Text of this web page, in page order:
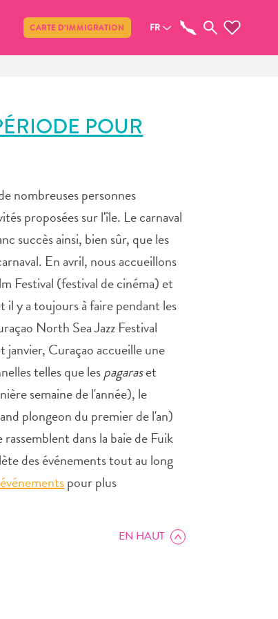
CARTE D’IMMIGRATION FR
POUR
nombreuses personnes
proposées sur l'île. Le carnaval
succès ainsi, bien sûr, que les
En avril, nous accueillons
Festival (festival de cinéma) et
il y a toujours à faire pendant les
North Sea Jazz Festival
janvier, Curaçao accueille une
telles que lespagaraset
semaine de l'année), le
plongeon du premier de l'an)
dans la baie de Fuik
des événements tout au long
pour plus
EN HAUT
Partager